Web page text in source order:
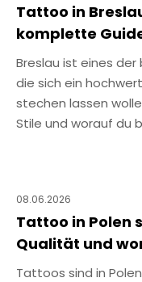
Tattoo in
komplette
Breslau ist eines
die sich ein
stechen lassen
Stile und worauf du
08.06.2026
Tattoo in Polen
Qualität und
Tattoos sind in